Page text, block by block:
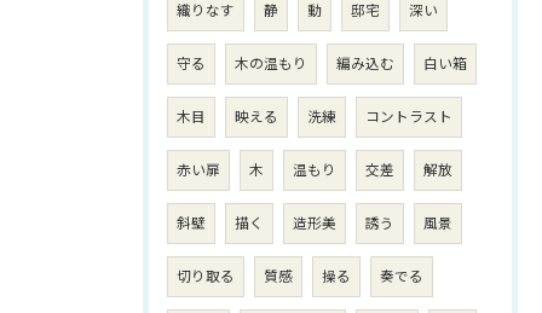
織りなす 静 動 邸宅 深い
守る 木の温もり 編み込む 白い箱
木目 映える 洗練 コントラスト
赤い扉 木 温もり 交差 解放
斜壁 描く 造形美 誘う 風景
切り取る 質感 操る 奏でる